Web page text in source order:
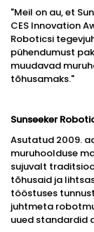
"Meil on au, et
CES Innovation
Roboticsi
pühendumust
muudavad
tõhusamaks."
Sunseeker
Asutatud 2009.
muruhoolduse
sujuvalt
tõhusaid ja
tööstuses
juhtmeta
uued standardid